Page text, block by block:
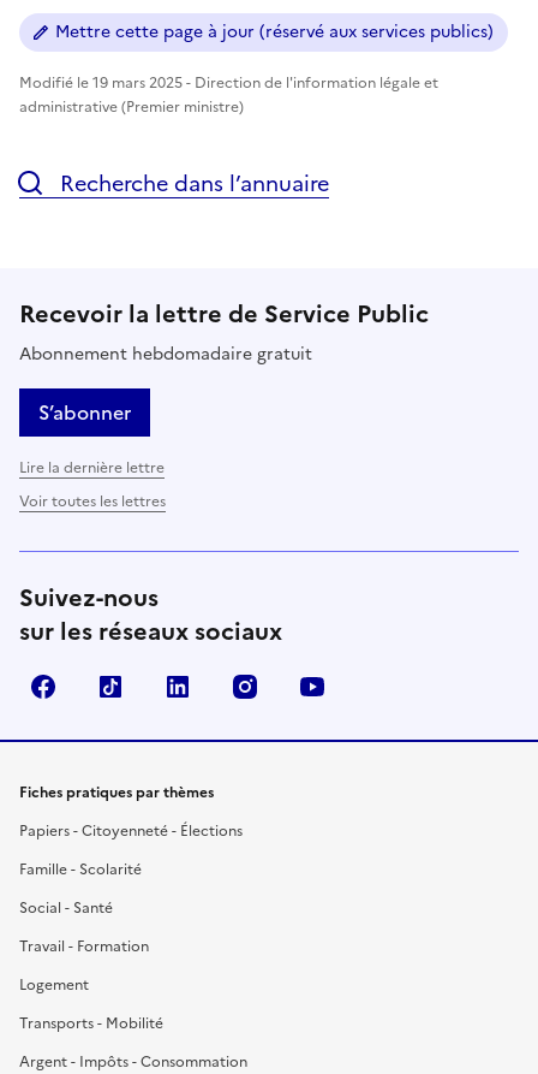
Mettre cette page à jour (réservé aux services publics)
Modifié le 19 mars 2025 - Direction de l'information légale et
administrative (Premier ministre)
Recherche dans l’annuaire
Recevoir la lettre de Service Public
Abonnement hebdomadaire gratuit
S’abonner
Lire la dernière lettre
Voir toutes les lettres
Suivez-nous
sur les réseaux sociaux
FacebookTikTok LinkedIn Instagram
Fiches pratiques par thèmes
Papiers - Citoyenneté - Élections
Famille - Scolarité
Social - Santé
Travail - Formation
Logement
Transports - Mobilité
Argent - Impôts - Consommation